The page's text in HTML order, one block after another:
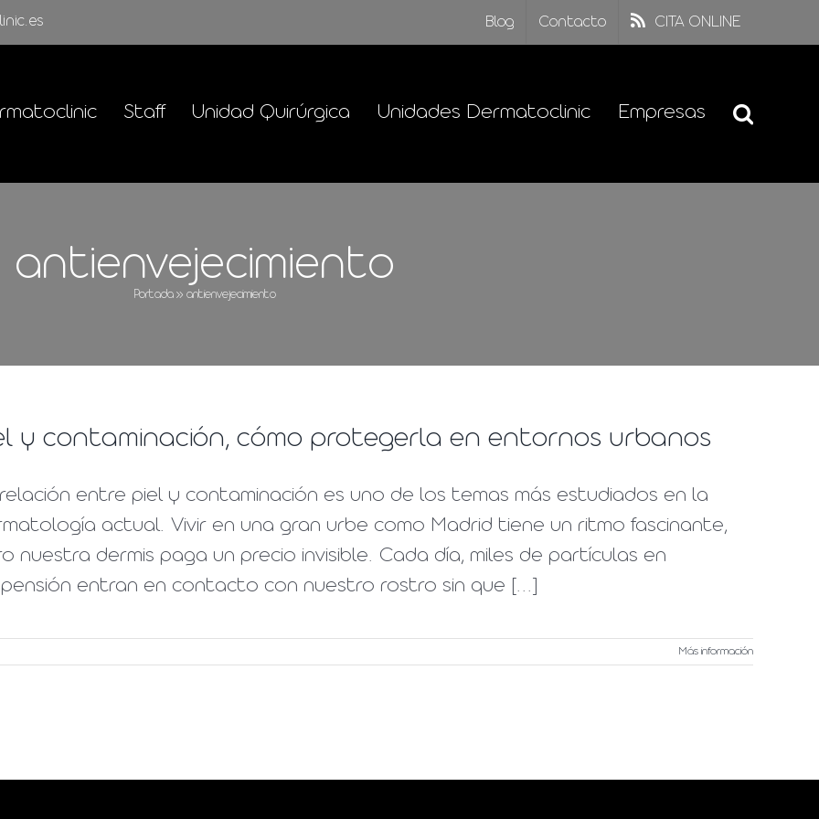
Blog Contacto CITA ONLINE
Staff Unidad Quirúrgica Unidades Dermatoclinic Empresas
antienvejecimiento
Portada » antienvejecimiento
y contaminación, cómo protegerla en entornos urbanos
entre piel y contaminación es uno de los temas más estudiados en la
actual. Vivir en una gran urbe como Madrid tiene un ritmo fascinante,
nuestra dermis paga un precio invisible. Cada día, miles de partículas en
entran en contacto con nuestro rostro sin que [...]
Más información